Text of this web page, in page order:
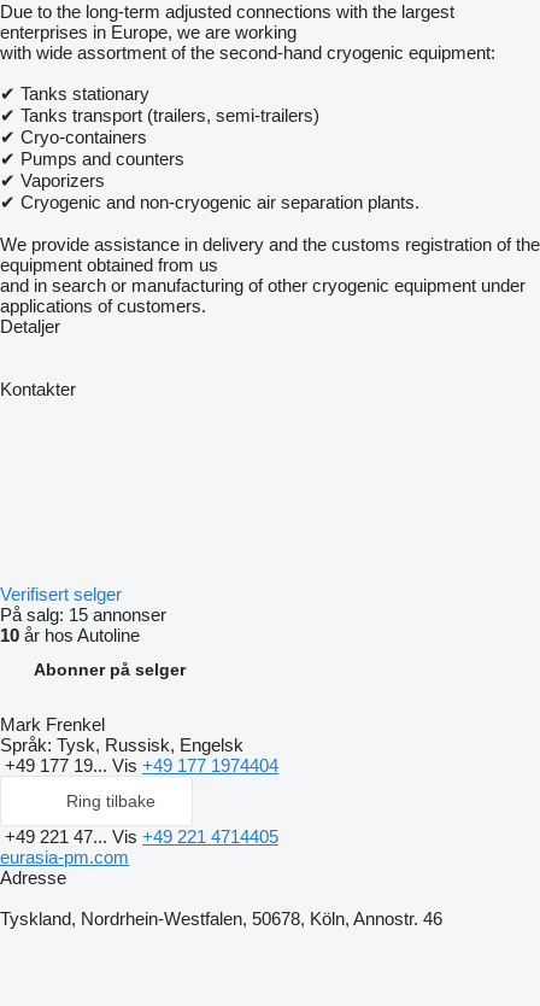
Due to the long-term adjusted connections with the largest
enterprises in Europe, we are working
with wide assortment of the second-hand cryogenic equipment:
✔ Tanks stationary
✔ Tanks transport (trailers, semi-trailers)
✔ Cryo-containers
✔ Pumps and counters
✔ Vaporizers
✔ Cryogenic and non-cryogenic air separation plants.
We provide assistance in delivery and the customs registration of the
equipment obtained from us
and in search or manufacturing of other cryogenic equipment under
applications of customers.
Detaljer
Kontakter
Verifisert selger
På salg: 15 annonser
10 år hos Autoline
Abonner på selger
Mark Frenkel
Språk: Tysk, Russisk, Engelsk
+49 177 19... Vis +49 177 1974404
Ring tilbake
+49 221 47... Vis +49 221 4714405
eurasia-pm.com
Adresse
Tyskland, Nordrhein-Westfalen, 50678, Köln, Annostr. 46